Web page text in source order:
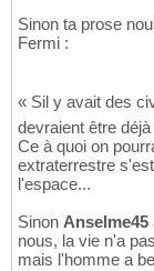
Sinon ta prose
Fermi :
« Sil y avait des
devraient être
Ce à quoi on
extraterrestre
l'espace...
Sinon Anselme45
nous, la vie n'a
mais l'homme a